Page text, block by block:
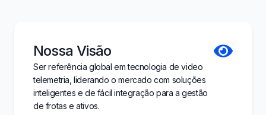
Nossa Visão
Ser referência global em tecnologia de video
telemetria, liderando o mercado com soluções
inteligentes e de fácil integração para a gestão
de frotas e ativos.